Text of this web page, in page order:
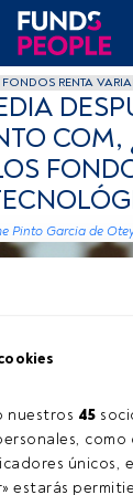
nuestros 45
como
únicos,
estarás
FONDOS RENTA
COM,
Pinto Garcia de
Commons